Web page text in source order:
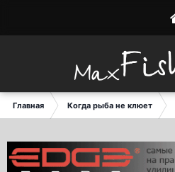
Главная Когда рыба не клюет